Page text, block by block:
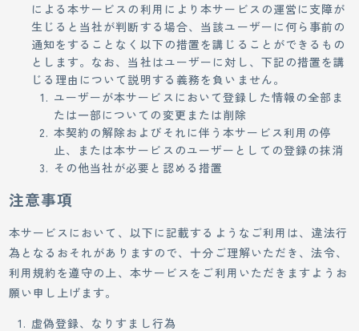
による本サービスの利用により本サービスの運営に支障が
生じると当社が判断する場合、当該ユーザーに何ら事前の
通知をすることなく以下の措置を講じることができるもの
とします。なお、当社はユーザーに対し、下記の措置を講
じる理由について説明する義務を負いません。
ユーザーが本サービスにおいて登録した情報の全部ま
たは一部についての変更または削除
本契約の解除およびそれに伴う本サービス利用の停
止、または本サービスのユーザーとしての登録の抹消
その他当社が必要と認める措置
注意事項
本サービスにおいて、以下に記載するようなご利用は、違法行
為となるおそれがありますので、十分ご理解いただき、法令、
利用規約を遵守の上、本サービスをご利用いただきますようお
願い申し上げます。
虚偽登録、なりすまし行為